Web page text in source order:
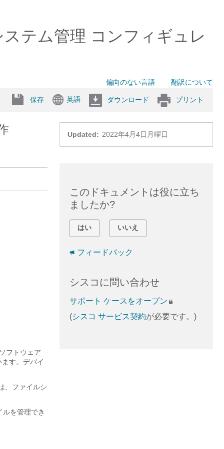
テム管理 コンフィギュレ
偏向のない言語 翻訳について
保存 英語 ダウンロード プリント
Updated: 2022年4月4日月曜日
フトウェア
す。デバイ
、ファイルシ
を管理でき
このドキュメントは役に立ち
ましたか?
はい いいえ
フィードバック
シスコに問い合わせ
サポート ケースをオープン
(シスコ サービス契約が必要です。)